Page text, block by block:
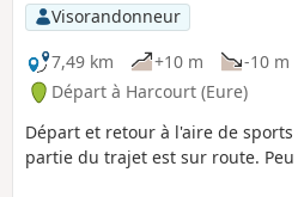
Visorandonneur
7,49 km
+10 m -10 m
Départ à Harcourt (Eure)
Départ et retour à l'aire de
partie du trajet est sur route.